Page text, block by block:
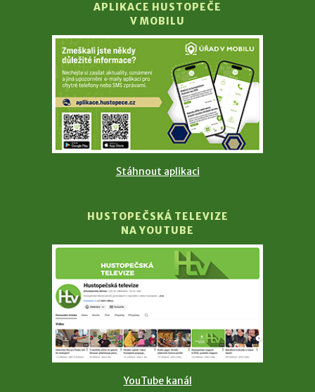
APLIKACE HUSTOPEČE
V MOBILU
Stáhnout aplikaci
HUSTOPEČSKÁ TELEVIZE
NA YOUTUBE
YouTube kanál